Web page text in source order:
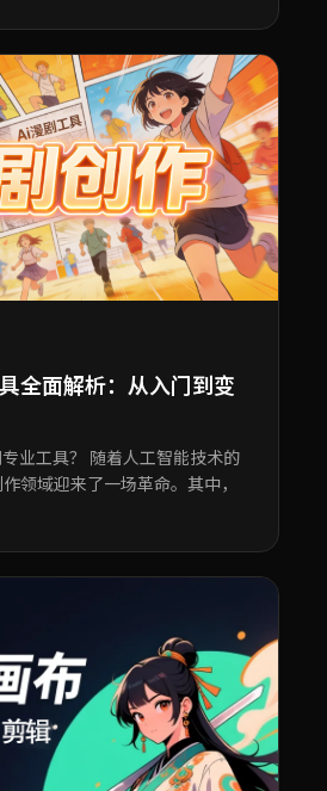
全面解析：从入门到变
业工具？ 随着人工智能技术的
领域迎来了一场革命。其中，